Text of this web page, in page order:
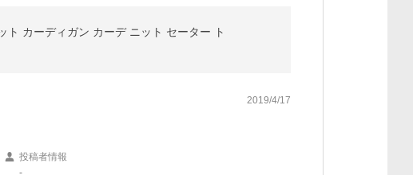
カーディガン カーデ ニット セーター ト
2019/4/17
投稿者情報
-